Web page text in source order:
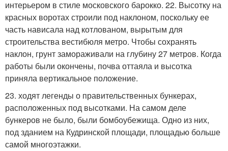
интерьером в стиле московского барокко. 22. Высотку на
красных воротах строили под наклоном, поскольку ее
часть нависала над котлованом, вырытым для
строительства вестибюля метро. Чтобы сохранять
наклон, грунт замораживали на глубину 27 метров. Когда
работы были окончены, почва оттаяла и высотка
приняла вертикальное положение.
23. ходят легенды о правительственных бункерах,
расположенных под высотками. На самом деле
бункеров не было, были бомбоубежища. Одно из них,
под зданием на Кудринской площади, площадью больше
самой многоэтажки.